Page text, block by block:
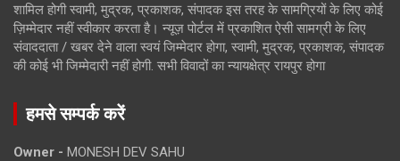
शामिल होगी स्वामी, मुद्रक, प्रकाशक, संपादक इस तरह के सामग्रियों के लिए कोई
ज़िम्मेदार नहीं स्वीकार करता है। न्यूज़ पोर्टल में प्रकाशित ऐसी सामग्री के लिए
संवाददाता / खबर देने वाला स्वयं जिम्मेदार होगा, स्वामी, मुद्रक, प्रकाशक, संपादक
की कोई भी जिम्मेदारी नहीं होगी. सभी विवादों का न्यायक्षेत्र रायपुर होगा
हमसे सम्पर्क करें
Owner - MONESH DEV SAHU